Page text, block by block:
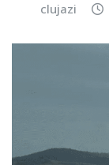
clujazi